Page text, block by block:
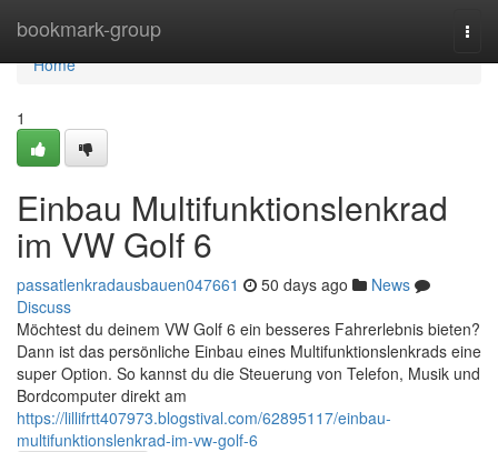
bookmark-group
Home
Home
1
Einbau Multifunktionslenkrad
im VW Golf 6
passatlenkradausbauen047661 50 days ago
News
Discuss
Möchtest du deinem VW Golf 6 ein besseres Fahrerlebnis bieten?
Dann ist das persönliche Einbau eines Multifunktionslenkrads eine
super Option. So kannst du die Steuerung von Telefon, Musik und
Bordcomputer direkt am
https://lillifrtt407973.blogstival.com/62895117/einbau-
multifunktionslenkrad-im-vw-golf-6